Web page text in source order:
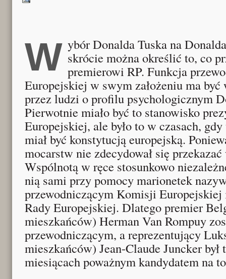
Wybór Donalda Tuska na Donalda Tuska. Tak w skrócie można określić to, co
premierowi RP. Funkcja
Europejskiej w swym założeniu ma być
przez ludzi o profilu psychologicznym
Pierwotnie miało być to stanowisko
Europejskiej, ale było to w czasach,
miał być konstytucją europejską.
mocarstw nie zdecydował się przekazać
Wspólnotą w ręce stosunkowo
nią sami przy pomocy marionetek
przewodniczącym Komisji
Rady Europejskiej. Dlatego premier
mieszkańców) Herman Van Rompuy
przewodniczącym, a reprezentujący
mieszkańców) Jean-Claude Juncker
miesiącach poważnym kandydatem na